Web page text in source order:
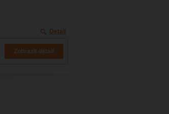
Detail
Zobrazit detail